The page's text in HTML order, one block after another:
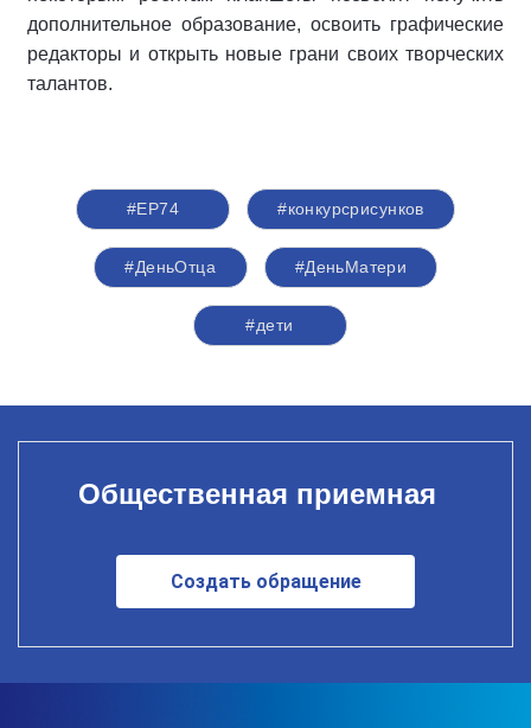
дополнительное образование, освоить графические
редакторы и открыть новые грани своих творческих
талантов.
#ЕР74 #конкурсрисунков
#ДеньОтца #ДеньМатери
#дети
Общественная приемная
Создать обращение